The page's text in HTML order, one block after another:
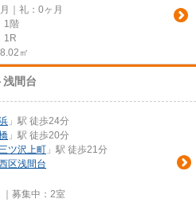
｜礼：0ヶ月
1階
1R
㎡
浅間台
」駅 徒歩24分
」駅 徒歩20分
ツ沢上町 」駅 徒歩21分
区浅間台
募集中： 2室